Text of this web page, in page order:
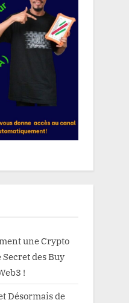
une Crypto
Secret des Buy
!
Désormais de